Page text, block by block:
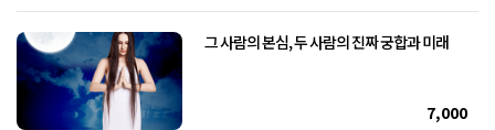
그 사람의 본심, 두 사람의 진짜 궁합과 미래
7,000